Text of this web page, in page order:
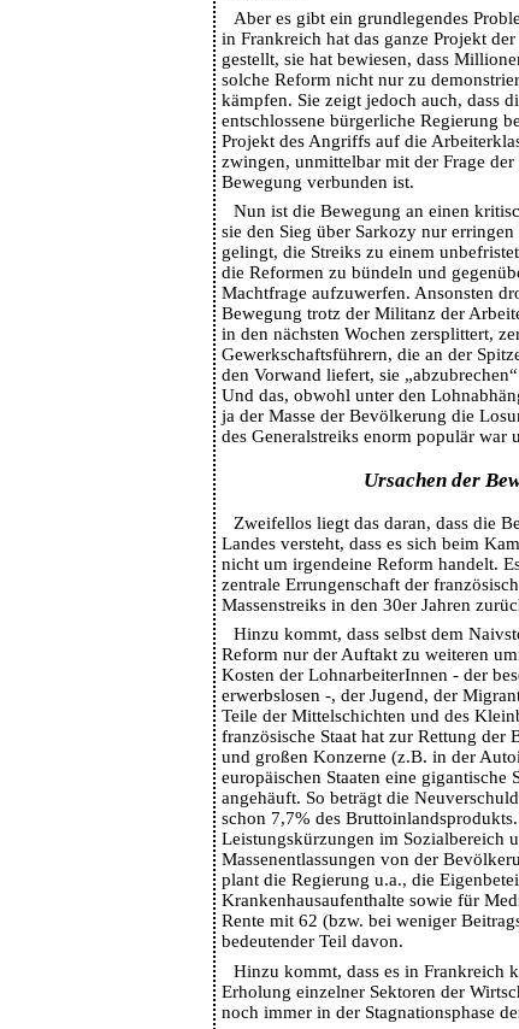
Aber es gibt ein grundlegendes
in Frankreich hat das ganze Projekt
gestellt, sie hat bewiesen, dass
solche Reform nicht nur zu
kämpfen. Sie zeigt jedoch auch, dass
entschlossene bürgerliche Regierung
Projekt des Angriffs auf die
zwingen, unmittelbar mit der Frage
Bewegung verbunden ist.
Nun ist die Bewegung an einen
sie den Sieg über Sarkozy nur
gelingt, die Streiks zu einem
die Reformen zu bündeln und
Machtfrage aufzuwerfen. Ansonsten
Bewegung trotz der Militanz der
in den nächsten Wochen zersplittert,
Gewerkschaftsführern, die an der
den Vorwand liefert, sie
Und das, obwohl unter den
ja der Masse der Bevölkerung die
des Generalstreiks enorm populär war
Ursachen der
Zweifellos liegt das daran, dass die
Landes versteht, dass es sich beim
nicht um irgendeine Reform handelt.
zentrale Errungenschaft der
Massenstreiks in den 30er Jahren
Hinzu kommt, dass selbst dem
Reform nur der Auftakt zu weiteren
Kosten der LohnarbeiterInnen - der
erwerbslosen -, der Jugend, der
Teile der Mittelschichten und des
französische Staat hat zur Rettung der
und großen Konzerne (z.B. in der
europäischen Staaten eine gigantische
angehäuft. So beträgt die
schon 7,7% des
Leistungskürzungen im Sozialbereich
Massenentlassungen von der
plant die Regierung u.a., die
Krankenhausaufenthalte sowie für
Rente mit 62 (bzw. bei weniger
bedeutender Teil davon.
Hinzu kommt, dass es in Frankreich
Erholung einzelner Sektoren der
noch immer in der Stagnationsphase